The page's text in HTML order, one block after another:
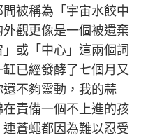
被稱為「宇宙水餃中
觀更像是一個被遺棄
或「中心」這兩個詞
已經發酵了七個月又
不夠靈動，我的蒜
責備一個不上進的孩
蒼蠅都因為難以忍受